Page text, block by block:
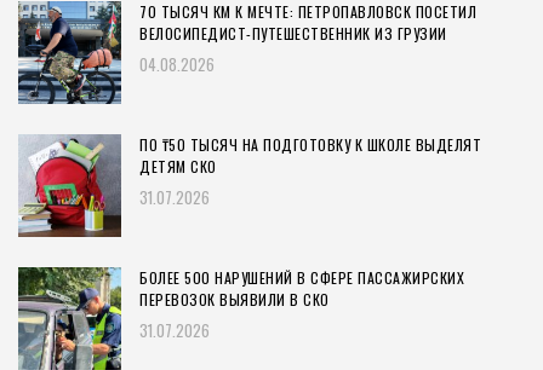
70 ТЫСЯЧ КМ К МЕЧТЕ: ПЕТРОПАВЛОВСК ПОСЕТИЛ
ВЕЛОСИПЕДИСТ-ПУТЕШЕСТВЕННИК ИЗ ГРУЗИИ
04.08.2026
ПО ₸50 ТЫСЯЧ НА ПОДГОТОВКУ К ШКОЛЕ ВЫДЕЛЯТ
ДЕТЯМ СКО
31.07.2026
БОЛЕЕ 500 НАРУШЕНИЙ В СФЕРЕ ПАССАЖИРСКИХ
ПЕРЕВОЗОК ВЫЯВИЛИ В СКО
31.07.2026